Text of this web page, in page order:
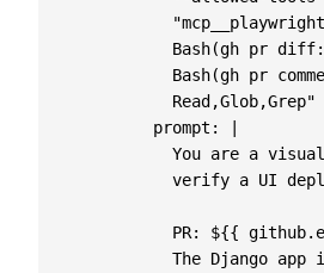
            Read,Glob,Grep"
prompt :